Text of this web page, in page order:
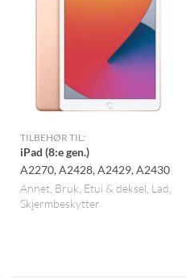
TILBEHØR TIL:
iPad (8:e gen.)
A2270, A2428, A2429, A2430
Annet Bruk Etui & deksel Lad
Skjermbeskytter